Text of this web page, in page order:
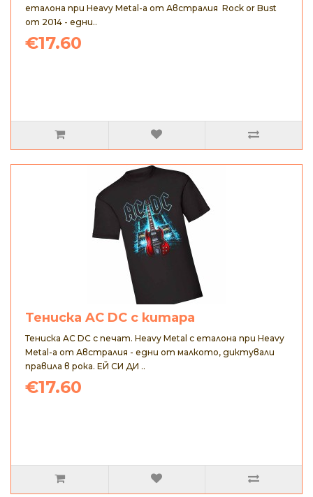
еталона при Heavy Metal-а от Австралия Rock or Bust
от 2014 - едни..
€17.60
Тениска AC DC с китара
Тениска AC DC с печат. Heavy Metal с еталона при Heavy
Metal-а от Австралия - едни от малкото, диктували
правила в рока. ЕЙ СИ ДИ ..
€17.60